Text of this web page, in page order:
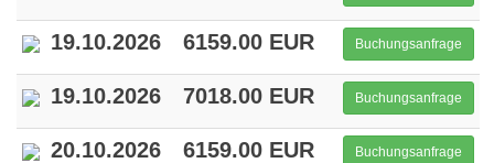
19.10.2026 6159.00 EUR Buchungsanfrage
19.10.2026 7018.00 EUR Buchungsanfrage
20.10.2026 6159.00 EUR Buchungsanfrage